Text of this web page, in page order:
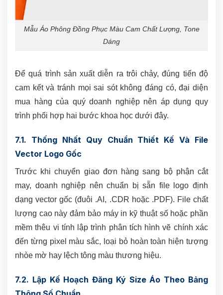
Mẫu Áo Phông Đồng Phục Màu Cam Chất Lượng, Tone
Dáng
Để quá trình sản xuất diễn ra trôi chảy, đúng tiến độ
cam kết và tránh mọi sai sót không đáng có, đại diện
mua hàng của quý doanh nghiệp nên áp dụng quy
trình phối hợp hai bước khoa học dưới đây.
7.1. Thống Nhất Quy Chuẩn Thiết Kế Và File
Vector Logo Gốc
Trước khi chuyển giao đơn hàng sang bộ phận cắt
may, doanh nghiệp nên chuẩn bị sẵn file logo định
dạng vector gốc (đuôi .AI, .CDR hoặc .PDF). File chất
lượng cao này đảm bảo máy in kỹ thuật số hoặc phần
mềm thêu vi tính lập trình phân tích hình vẽ chính xác
đến từng pixel màu sắc, loại bỏ hoàn toàn hiện tượng
nhòe mờ hay lệch tông màu thương hiệu.
7.2. Lập Kế Hoạch Đăng Ký Size Áo Theo Bảng